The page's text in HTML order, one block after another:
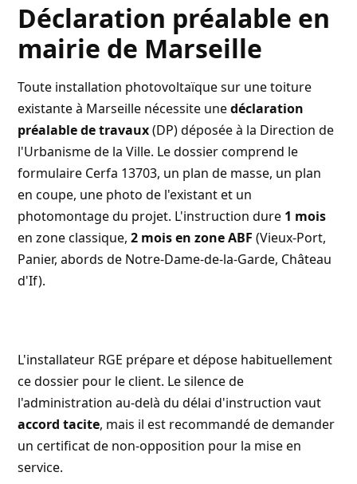
Déclaration préalable en
mairie de Marseille
Toute installation photovoltaïque sur une toiture
existante à Marseille nécessite unedéclaration
préalable de travaux(DP) déposée à la Direction de
l'Urbanisme de la Ville. Le dossier comprend le
formulaire Cerfa 13703, un plan de masse, un plan
en coupe, une photo de l'existant et un
photomontage du projet. L'instruction dure 1 mois
en zone classique,2 mois en zone ABF (Vieux-Port,
Panier, abords de Notre-Dame-de-la-Garde, Château
d'If).
L'installateur RGE prépare et dépose habituellement
ce dossier pour le client. Le silence de
l'administration au-delà du délai d'instruction vaut
accord tacite, mais il est recommandé de demander
un certificat de non-opposition pour la mise en
service.